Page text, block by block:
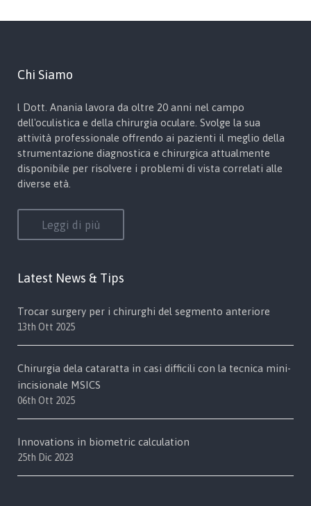
Chi Siamo
l Dott. Anania lavora da oltre 20 anni nel campo
dell'oculistica e della chirurgia oculare. Svolge la sua
attività professionale offrendo ai pazienti il meglio della
strumentazione diagnostica e chirurgica attualmente
disponibile per risolvere i problemi di vista correlati alle
diverse età.
Leggi di più
Latest News & Tips
Trocar surgery per i chirurghi del segmento anteriore
13th Ott 2025
Chirurgia dela cataratta in casi difficili con la tecnica mini-
incisionale MSICS
06th Ott 2025
Innovations in biometric calculation
25th Dic 2023